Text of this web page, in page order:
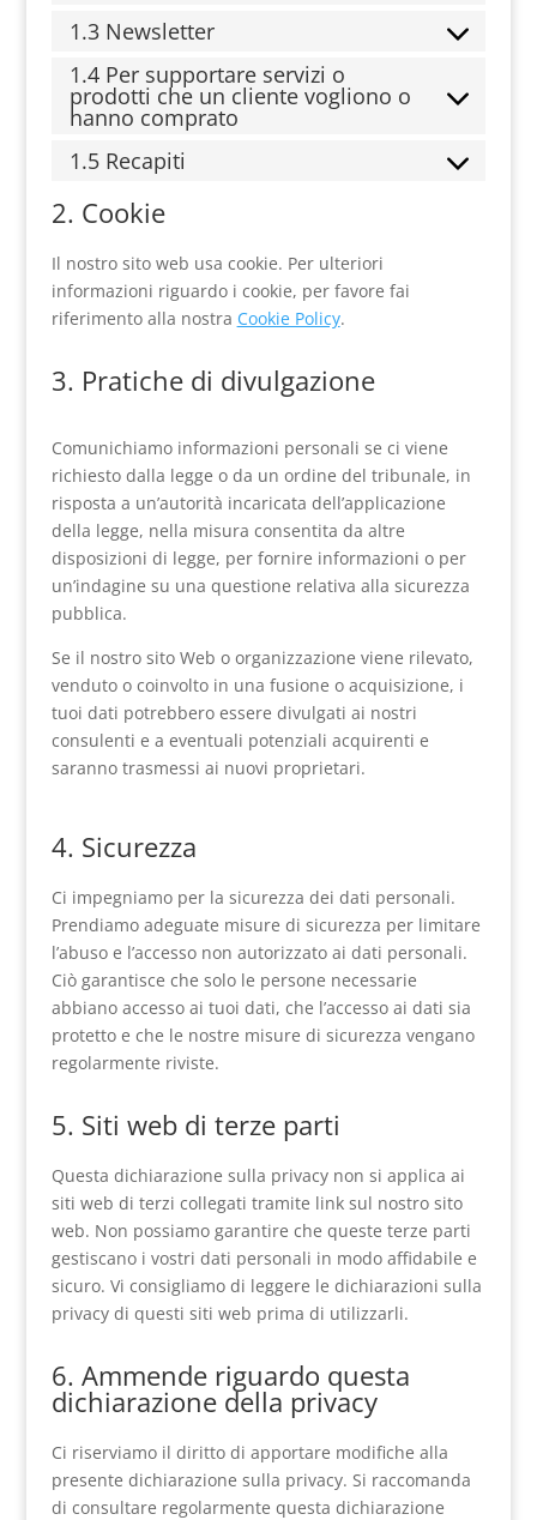
1.3 Newsletter
1.4 Per supportare servizi o
prodotti che un cliente vogliono o
hanno comprato
1.5 Recapiti
2. Cookie
Il nostro sito web usa cookie. Per ulteriori
informazioni riguardo i cookie, per favore fai
riferimento alla nostra Cookie Policy.
3. Pratiche di divulgazione
Comunichiamo informazioni personali se ci viene
richiesto dalla legge o da un ordine del tribunale, in
risposta a un’autorità incaricata dell’applicazione
della legge, nella misura consentita da altre
disposizioni di legge, per fornire informazioni o per
un’indagine su una questione relativa alla sicurezza
pubblica.
Se il nostro sito Web o organizzazione viene rilevato,
venduto o coinvolto in una fusione o acquisizione, i
tuoi dati potrebbero essere divulgati ai nostri
consulenti e a eventuali potenziali acquirenti e
saranno trasmessi ai nuovi proprietari.
4. Sicurezza
Ci impegniamo per la sicurezza dei dati personali.
Prendiamo adeguate misure di sicurezza per limitare
l’abuso e l’accesso non autorizzato ai dati personali.
Ciò garantisce che solo le persone necessarie
abbiano accesso ai tuoi dati, che l’accesso ai dati sia
protetto e che le nostre misure di sicurezza vengano
regolarmente riviste.
5. Siti web di terze parti
Questa dichiarazione sulla privacy non si applica ai
siti web di terzi collegati tramite link sul nostro sito
web. Non possiamo garantire che queste terze parti
gestiscano i vostri dati personali in modo affidabile e
sicuro. Vi consigliamo di leggere le dichiarazioni sulla
privacy di questi siti web prima di utilizzarli.
6. Ammende riguardo questa
dichiarazione della privacy
Ci riserviamo il diritto di apportare modifiche alla
presente dichiarazione sulla privacy. Si raccomanda
di consultare regolarmente questa dichiarazione